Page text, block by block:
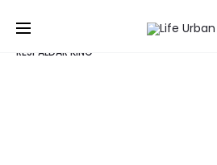
Inicio Camas
RESPALDAR KING